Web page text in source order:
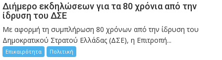
Διήμερο εκδηλώσεων για τα 80 χρόνια από την
ίδρυση του ΔΣΕ
Με αφορμή τη συμπλήρωση 80 χρόνων από την ίδρυση του
Δημοκρατικού Στρατού Ελλάδας (ΔΣΕ), η Επιτροπή...
Επικαιρότητα Πολιτική